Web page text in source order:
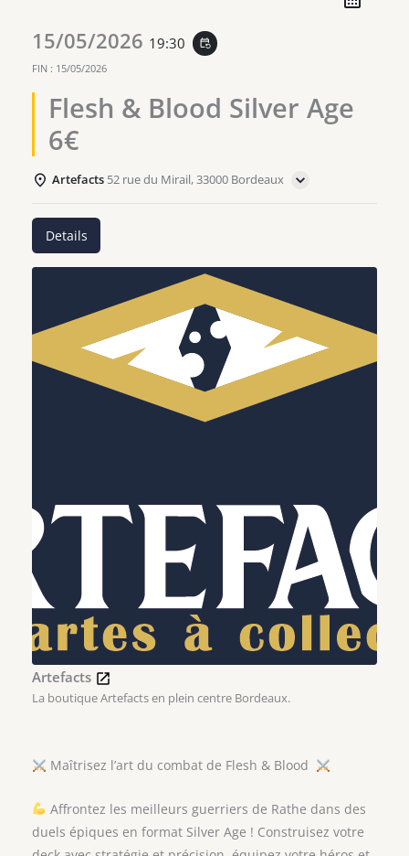
15/05/2026 19:30 event_repeat
FIN : 15/05/2026
Flesh & Blood Silver Age
6€
Artefacts 52 rue du Mirail, 33000 Bordeaux
Details
Artefacts
La boutique Artefacts en plein centre Bordeaux.
Maîtrisez l’art du combat de Flesh & Blood
Affrontez les meilleurs guerriers de Rathe dans des
duels épiques en format Silver Age ! Construisez votre